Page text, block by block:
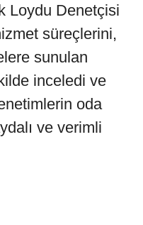
Loydu Denetçisi
süreçlerini,
sunulan
inceledi ve
oda
ve verimli